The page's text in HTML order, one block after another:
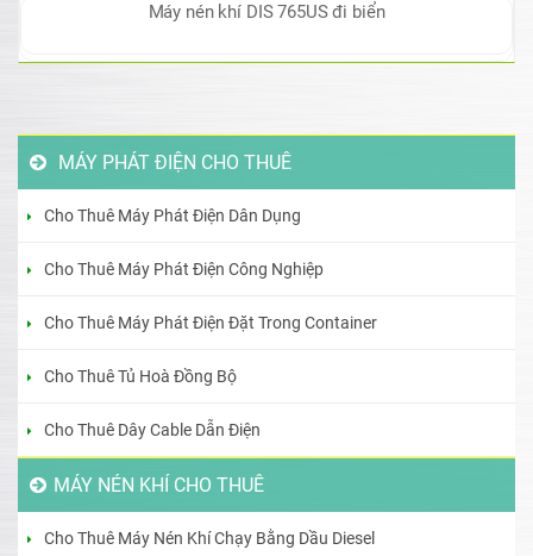
Máy nén khí DIS 765US đi biển
MÁY PHÁT ĐIỆN CHO THUÊ
Cho Thuê Máy Phát Điện Dân Dụng
Cho Thuê Máy Phát Điện Công Nghiệp
Cho Thuê Máy Phát Điện Đặt Trong Container
Cho Thuê Tủ Hoà Đồng Bộ
Cho Thuê Dây Cable Dẫn Điện
MÁY NÉN KHÍ CHO THUÊ
Cho Thuê Máy Nén Khí Chạy Bằng Dầu Diesel